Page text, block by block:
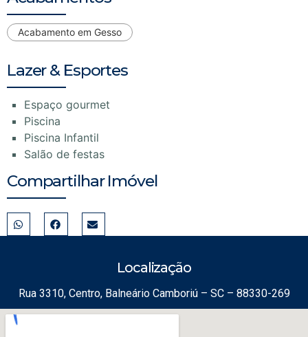
Acabamento em Gesso
Lazer & Esportes
Espaço gourmet
Piscina
Piscina Infantil
Salão de festas
Compartilhar Imóvel
Localização
Rua 3310, Centro, Balneário Camboriú – SC – 88330-269